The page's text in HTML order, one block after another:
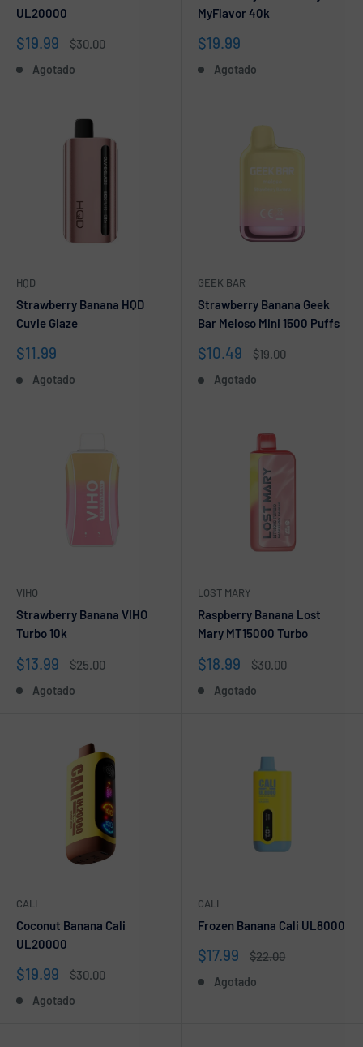
UL20000
Precio
venta
$19.99
Precio
$30.00
Agotado
MyFlavor 40k
Precio
venta
$19.99
Agotado
HQD
Strawberry Banana HQD
Cuvie Glaze
Precio
venta
$11.99
Agotado
GEEK BAR
Strawberry Banana Geek
Bar Meloso Mini 1500 Puffs
Precio
venta
$10.49
Precio
$19.00
Agotado
VIHO
Strawberry Banana VIHO
Turbo 10k
Precio
venta
$13.99
Precio
$25.00
Agotado
LOST MARY
Raspberry Banana Lost
Mary MT15000 Turbo
Precio
venta
$18.99
Precio
$30.00
Agotado
CALI
Coconut Banana Cali
UL20000
Precio
venta
$19.99
Precio
$30.00
Agotado
CALI
Frozen Banana Cali UL8000
Precio
venta
$17.99
Precio
$22.00
Agotado